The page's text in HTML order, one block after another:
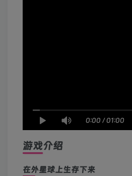
0:00 /01:00
游戏介绍
在外星球上生存下来